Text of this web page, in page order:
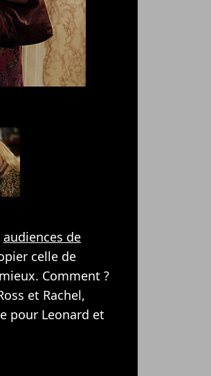
audiences de
celle de
Comment ?
et Rachel,
pour Leonard et